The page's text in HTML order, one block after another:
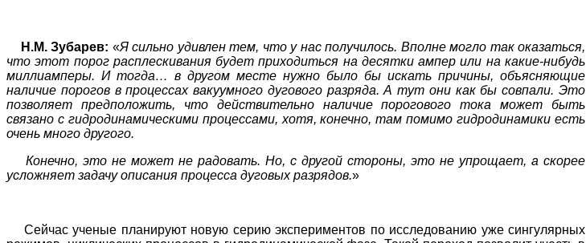
Н.М. Зубарев: «Я сильно удивлен тем, что у нас получилось. Вполне могло так оказаться,
что этот порог расплескивания будет приходиться на десятки ампер или на какие-нибудь
миллиамперы. И тогда… в другом месте нужно было бы искать причины, объясняющие
наличие порогов в процессах вакуумного дугового разряда. А тут они как бы совпали. Это
позволяет предположить, что действительно наличие порогового тока может быть
связано с гидродинамическими процессами, хотя, конечно, там помимо гидродинамики есть
очень много другого.
Конечно, это не может не радовать. Но, с другой стороны, это не упрощает, а скорее
усложняет задачу описания процесса дуговых разрядов.»
Сейчас ученые планируют новую серию экспериментов по исследованию уже сингулярных